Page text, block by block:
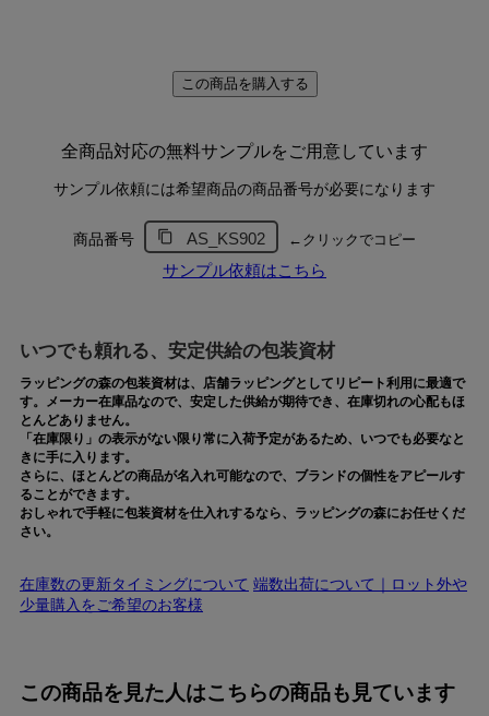
スマートにドレスを持ち運ぶ！機能
即納品
税込
この商品を購入する
全商品対応の無料サンプルをご用意しています
サンプル依頼には希望商品の商品番号が必要になります
商品番号 AS_KS902 ←クリックでコピー
サンプル依頼はこちら
いつでも頼れる、安定供給の包装資材
ラッピングの森の包装資材は、店舗ラッピングとしてリピート利用に最適で
す。メーカー在庫品なので、安定した供給が期待でき、在庫切れの心配もほ
とんどありません。
「在庫限り」の表示がない限り常に入荷予定があるため、いつでも必要なと
きに手に入ります。
さらに、ほとんどの商品が名入れ可能なので、ブランドの個性をアピールす
ることができます。
おしゃれで手軽に包装資材を仕入れするなら、ラッピングの森にお任せくだ
さい。
在庫数の更新タイミングについて 端数出荷について｜ロット外や
少量購入をご希望のお客様
この商品を見た人はこちらの商品も見ています